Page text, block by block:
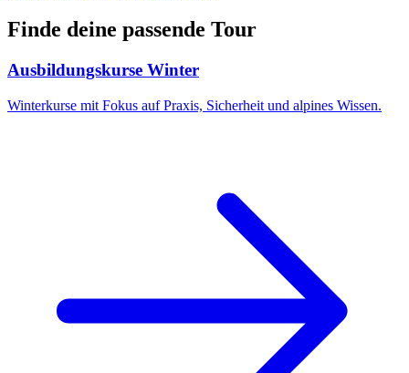
Finde deine passende Tour
Ausbildungskurse Winter
Winterkurse mit Fokus auf Praxis, Sicherheit und alpines Wissen.